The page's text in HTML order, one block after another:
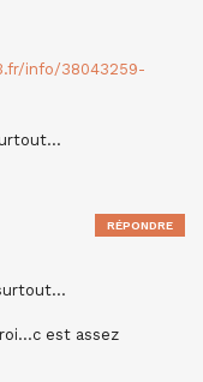
info/38043259-
est assez
RÉPONDRE